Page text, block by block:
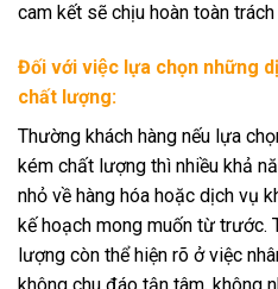
cam kết sẽ chịu hoàn toàn
Đối với việc lựa chọn những
chất lượng:
Thường khách hàng nếu lựa
kém chất lượng thì nhiều khả
nhỏ về hàng hóa hoặc dịch vụ
kế hoạch mong muốn từ trước.
lượng còn thể hiện rõ ở việc